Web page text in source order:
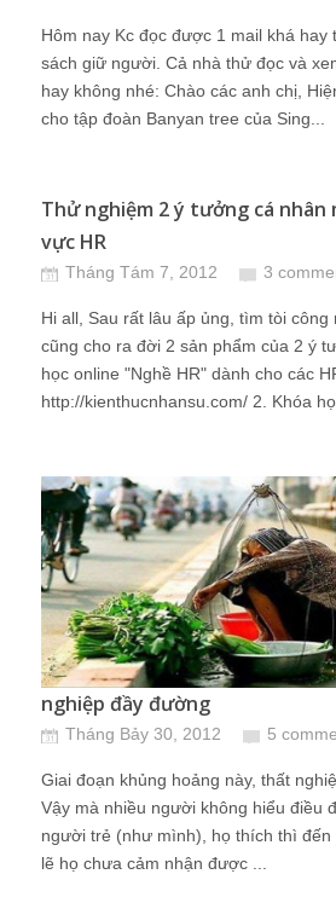
Hôm nay Kc đọc được 1 mail khá hay
sách giữ người. Cả nhà thử đọc và
hay không nhé: Chào các anh chị,
cho tập đoàn Banyan tree của Sing...
Thử nghiệm 2 ý tưởng cá
vực HR
Tháng Tám 7, 2012 3
Hi all, Sau rất lâu ấp ủng, tìm tòi công
cũng cho ra đời 2 sản phẩm của 2 ý
học online "Nghề HR" dành cho các
http://kienthucnhansu.com/ 2. Khóa
nghiệp đầy đường
Tháng Bảy 30, 2012 5
Giai đoạn khủng hoảng này, thất
Vậy mà nhiều người không hiểu điều
người trẻ (như mình), họ thích thì
lẽ họ chưa cảm nhận được ...